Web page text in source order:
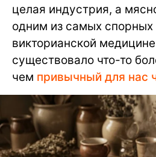
целая индустрия, а
одним из самых спорных
викторианской
существовало что-то
чем привычный для нас